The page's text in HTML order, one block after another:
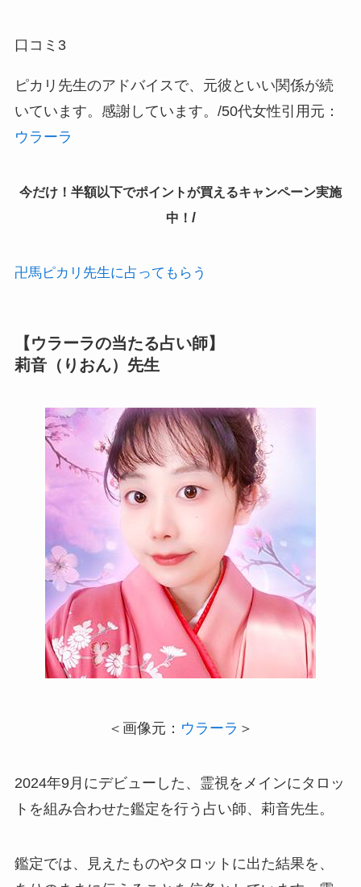
口コミ3
ピカリ先生のアドバイスで、元彼といい関係が続
いています。感謝しています。/50代女性引用元：
ウラーラ
今だけ！半額以下でポイントが買えるキャンペーン実施
中！ /
卍馬ピカリ先生に占ってもらう
【ウラーラの当たる占い師】
莉音（りおん）先生
＜画像元： ウラーラ ＞
2024年9月にデビューした、霊視をメインにタロッ
トを組み合わせた鑑定を行う占い師、莉音先生。
鑑定では、見えたものやタロットに出た結果を、